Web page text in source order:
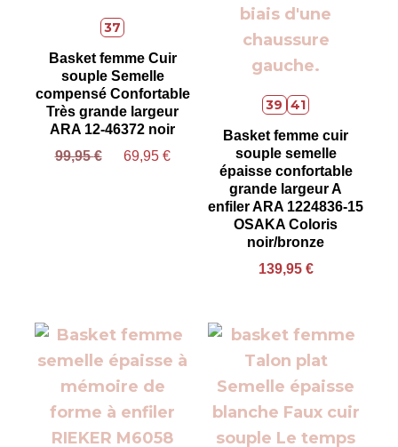
37
Basket femme Cuir
souple Semelle
compensé Confortable
Très grande largeur
ARA 12-46372 noir
99,95€ 69,95 €
39 41
Basket femme cuir
souple semelle
épaisse confortable
grande largeur A
enfiler ARA 1224836-15
OSAKA Coloris
noir/bronze
139,95 €